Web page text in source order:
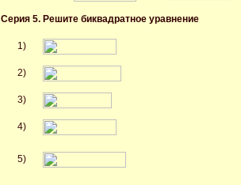
Серия 5. Решите биквадратное уравнение
1)
2)
3)
4)
5)